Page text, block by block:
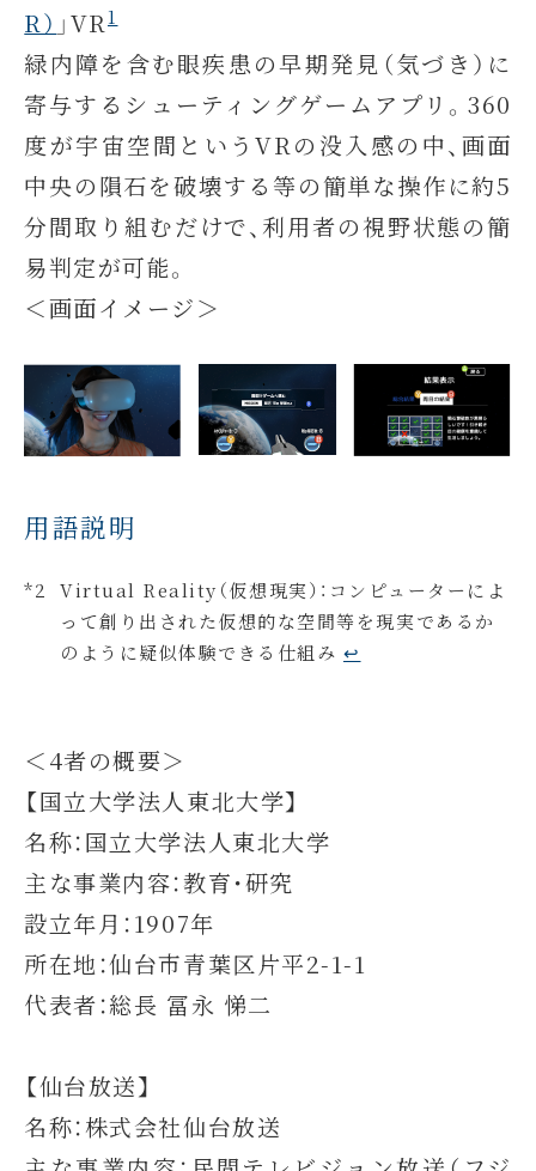
R） 」VR 1
緑内障を含む眼疾患の早期発見（気づき）に
寄与するシューティングゲームアプリ。360
度が宇宙空間というVRの没入感の中、画面
中央の隕石を破壊する等の簡単な操作に約5
分間取り組むだけで、利用者の視野状態の簡
易判定が可能。
＜画面イメージ＞
用語説明
Virtual Reality（仮想現実）：コンピューターによ
って創り出された仮想的な空間等を現実であるか
のように疑似体験できる仕組み ↩︎
＜4者の概要＞
【国立大学法人東北大学】
名称：国立大学法人東北大学
主な事業内容：教育・研究
設立年月：1907年
所在地：仙台市青葉区片平2-1-1
代表者：総長 冨永 悌二
【仙台放送】
名称：株式会社仙台放送